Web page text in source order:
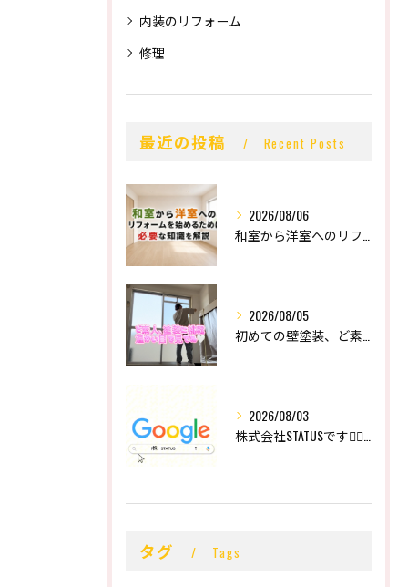
内装のリフォーム
修理
最近の投稿 Recent Posts
2026/08/06
和室から洋室へのリフォームを始めるために必要な知識を解説
2026/08/05
初めての壁塗装、ど素人の末路。
2026/08/03
株式会社STATUSです👷‍♂️🔨
タグ Tags